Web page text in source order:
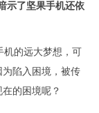
示了坚果手机还依
机的远大梦想，可
陷入困境，被传
的困境呢？